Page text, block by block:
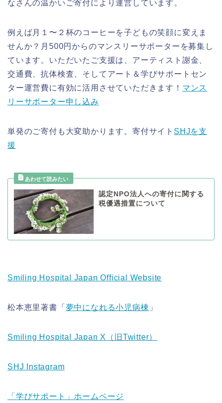
なさんの温かいご寄付により運営しています。
例えば月１〜２杯のコーヒーを子どもの笑顔に変えま
せんか？月500円からのマンスリーサポーターを募集し
ています。いただいたご支援は、アーティスト謝金、
交通費、抗体検査、そしてアート＆学びサポートセン
ター運営費に有効に活用させていただきます！ マンス
リーサポーター申し込み
単発のご寄付も大変助かります。寄付サイト SHJを支
援
認定NPO法人への寄付に関する
税優遇措置について
Smiling Hospital Japan Official Website
松本恵里著書「 夢中になれる小児病棟 」
Smiling Hospital Japan X（旧Twitter）
SHJ Instagram
「学びサポート」ホームページ